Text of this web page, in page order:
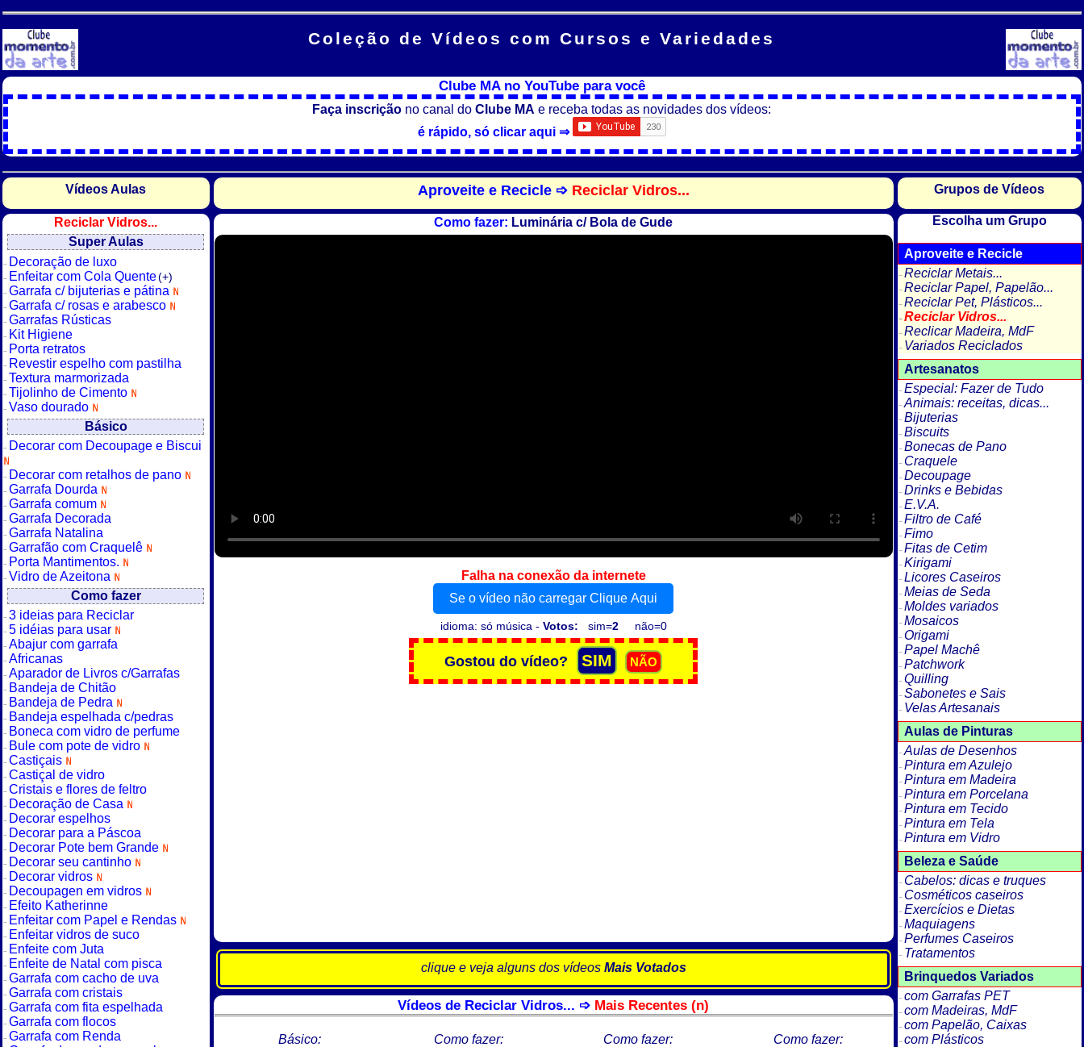
Coleção de Vídeos com Cursos e Variedades
Clube MA no YouTube para você
Faça inscrição no canal doClube MA e receba todas as novidades dos vídeos:
é rápido, só clicar aqui ⇒
Vídeos Aulas
Reciclar Vidros...
Super Aulas
Decoração de luxo
Enfeitar com Cola Quente(+)
Garrafa c/ bijuterias e pátina
Garrafa c/ rosas e arabesco
Garrafas Rústicas
Kit Higiene
Porta retratos
Revestir espelho com pastilha
Textura marmorizada
Tijolinho de Cimento
Vaso dourado
Básico
Decorar com Decoupage e Biscui
Decorar com retalhos de pano
Garrafa Dourda
Garrafa comum
Garrafa Decorada
Garrafa Natalina
Garrafão com Craquelê
Porta Mantimentos.
Vidro de Azeitona
Como fazer
3 ideias para Reciclar
5 idéias para usar
Abajur com garrafa
Africanas
Aparador de Livros c/Garrafas
Bandeja de Chitão
Bandeja de Pedra
Bandeja espelhada c/pedras
Boneca com vidro de perfume
Bule com pote de vidro
Castiçais
Castiçal de vidro
Cristais e flores de feltro
Decoração de Casa
Decorar espelhos
Decorar para a Páscoa
Decorar Pote bem Grande
Decorar seu cantinho
Decorar vidros
Decoupagen em vidros
Efeito Katherinne
Enfeitar com Papel e Rendas
Enfeitar vidros de suco
Enfeite com Juta
Enfeite de Natal com pisca
Garrafa com cacho de uva
Garrafa com cristais
Garrafa com fita espelhada
Garrafa com flocos
Garrafa com Renda
Aproveite e Recicle ➩ Reciclar Vidros...
Como fazer: Luminária c/ Bola de Gude
Falha na conexão da internete
Se o vídeo não carregar Clique Aqui
idioma: só música - Votos: sim=2não=0
clique e veja alguns dos vídeos Mais Votados
Vídeos de Reciclar Vidros... ➩ Mais Recentes (n)
Básico:
Como fazer:
Como fazer:
Como fazer:
Grupos de Vídeos
Escolha um Grupo
Aproveite e Recicle
Reciclar Metais...
Reciclar Papel, Papelão...
Reciclar Pet, Plásticos...
Reciclar Vidros...
Reclicar Madeira, MdF
Variados Reciclados
Artesanatos
Especial: Fazer de Tudo
Animais: receitas, dicas...
Bijuterias
Biscuits
Bonecas de Pano
Craquele
Decoupage
Drinks e Bebidas
E.V.A.
Filtro de Café
Fimo
Fitas de Cetim
Kirigami
Licores Caseiros
Meias de Seda
Moldes variados
Mosaicos
Origami
Papel Machê
Patchwork
Quilling
Sabonetes e Sais
Velas Artesanais
Aulas de Pinturas
Aulas de Desenhos
Pintura em Azulejo
Pintura em Madeira
Pintura em Porcelana
Pintura em Tecido
Pintura em Tela
Pintura em Vidro
Beleza e Saúde
Cabelos: dicas e truques
Cosméticos caseiros
Exercícios e Dietas
Maquiagens
Perfumes Caseiros
Tratamentos
Brinquedos Variados
com Garrafas PET
com Madeiras, MdF
com Papelão, Caixas
com Plásticos